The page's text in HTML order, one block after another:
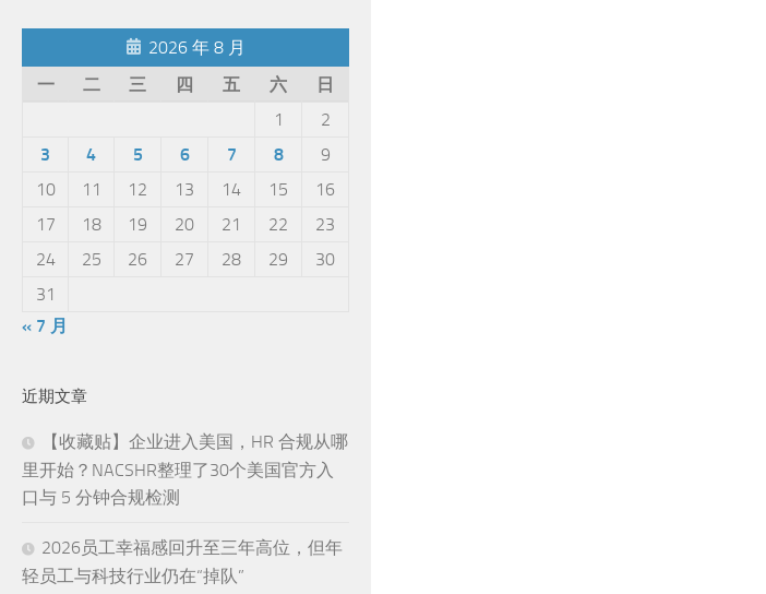
2026 年 8 月
一
二 三 四 五 六
日
1
2
3
4 5 6 7 8
9
10
11 12 13 14 15
16
17
18 19 20 21 22
23
24
25 26 27 28 29
30
31
« 7 月
近期文章
【收藏贴】企业进入美国，HR 合规从哪
里开始？NACSHR整理了30个美国官方入
口与 5 分钟合规检测
2026员工幸福感回升至三年高位，但年
轻员工与科技行业仍在“掉队”